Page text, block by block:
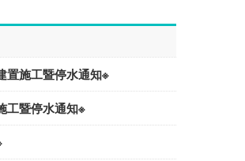
置施工暨停水通知※
工暨停水通知※